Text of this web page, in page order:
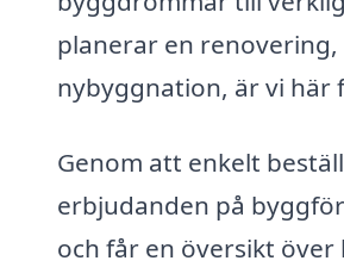
planerar en
nybyggnation, är vi här
Genom att enkelt
erbjudanden på
och får en översikt